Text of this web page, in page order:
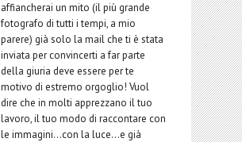
affiancherai un mito (il più grande
fotografo di tutti i tempi, a mio
parere) già solo la mail che ti è stata
inviata per convincerti a far parte
della giuria deve essere per te
motivo di estremo orgoglio! Vuol
dire che in molti apprezzano il tuo
lavoro, il tuo modo di raccontare con
le immagini…con la luce…e già